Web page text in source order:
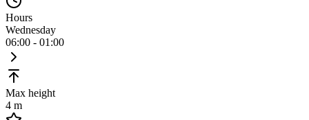
Hours
Wednesday
06:00 - 01:00
Max height
4 m